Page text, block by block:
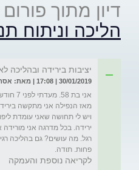
דיון מתוך פורום
הליכה וניתוח
יציבות בירידה ובהליכה
30/01/2019 | 17:08 | מאת: אסתר
אני בת
מאז הנפילה אני מתקשה
ויש לי תחושה שאני עומדת
ירידה. בכל מדרגה אני מורידה
רגל. מה עושים? גם בהליכה
פחות. תודה.
לקריאה נוספת והעמקה